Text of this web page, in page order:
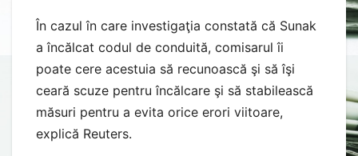
În cazul în care investigaţia constată că Sunak
a încălcat codul de conduită, comisarul îi
poate cere acestuia să recunoască şi să îşi
ceară scuze pentru încălcare şi să stabilească
măsuri pentru a evita orice erori viitoare,
explică Reuters.